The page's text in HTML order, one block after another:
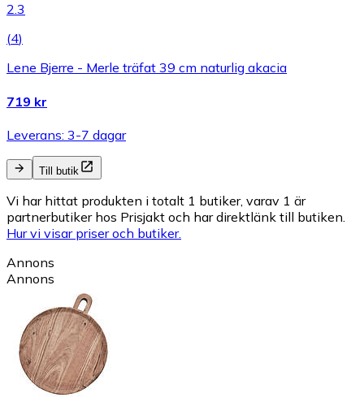
2.3
(4)
Lene Bjerre - Merle träfat 39 cm naturlig akacia
719 kr
Leverans: 3-7 dagar
Till butik
Vi har hittat produkten i totalt 1 butiker, varav 1 är
partnerbutiker hos Prisjakt och har direktlänk till butiken.
Hur vi visar priser och butiker.
Annons
Annons